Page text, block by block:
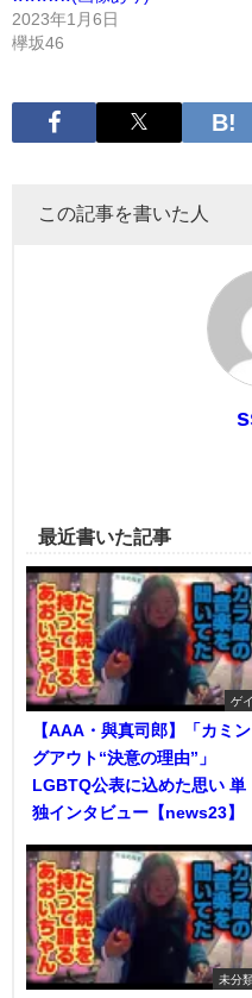
2023年1月6日
欅坂46
この記事を書いた人
最近書いた記事
ゲイ
【AAA・與真司郎】「カミン
グアウト“決意の理由”」
LGBTQ公表に込めた思い 単
独インタビュー【news23】
未分